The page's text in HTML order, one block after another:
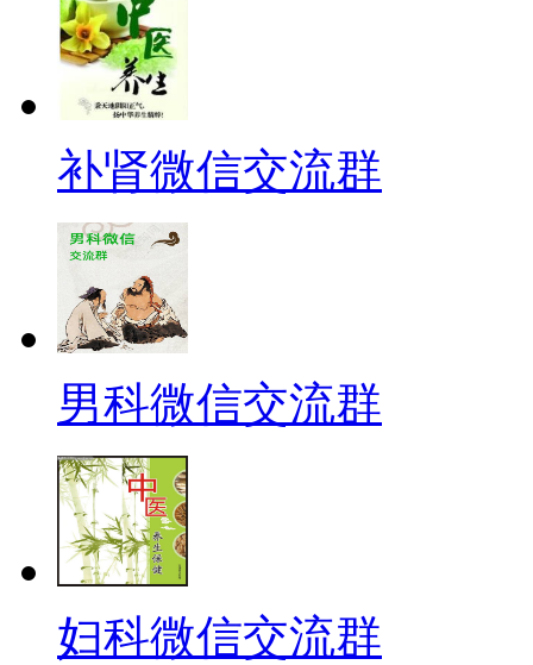
补肾微信交流群
男科微信交流群
妇科微信交流群